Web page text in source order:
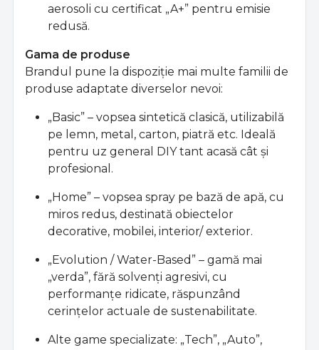
aerosoli cu certificat „A+” pentru emisie
redusă.
Gama de produse
Brandul pune la dispoziţie mai multe familii de
produse adaptate diverselor nevoi:
„Basic” – vopsea sintetică clasică, utilizabilă
pe lemn, metal, carton, piatră etc. Ideală
pentru uz general DIY tant acasă cât şi
profesional.
„Home” – vopsea spray pe bază de apă, cu
miros redus, destinată obiectelor
decorative, mobilei, interior/ exterior.
„Evolution / Water-Based” – gamă mai
„verda”, fără solvenţi agresivi, cu
performanţe ridicate, răspunzând
cerinţelor actuale de sustenabilitate.
Alte game specializate: „Tech”, „Auto”,